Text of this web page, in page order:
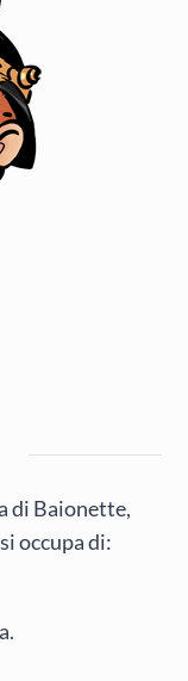
di Baionette,
occupa di: